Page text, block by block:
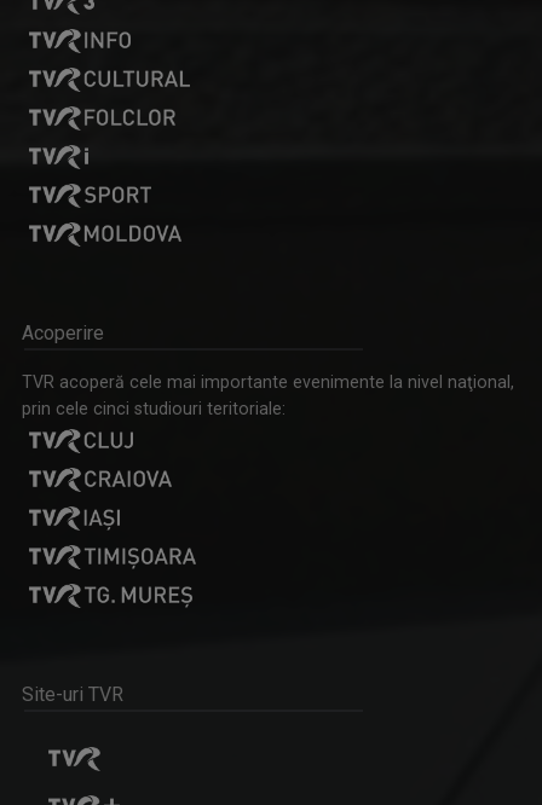
ADRIAN CIREAP
Realizator emisiunea "Satul meu"
PETER KERESZTES
Este realizatorul emisiunii în limba maghiară ...
Acoperire
TVR acoperă cele mai importante evenimente la nivel naţional,
prin cele cinci studiouri teritoriale:
Site-uri TVR